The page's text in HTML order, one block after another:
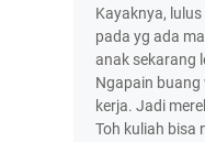
Kayaknya,
pada yg ada
anak sekarang
Ngapain
kerja. Jadi
Toh kuliah bisa